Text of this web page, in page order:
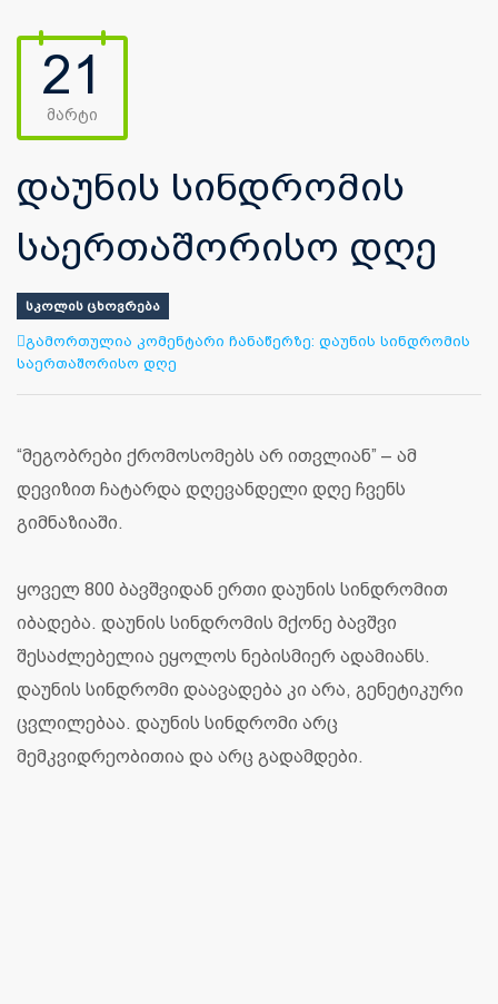
21
მარტი
დაუნის სინდრომის
საერთაშორისო დღე
ᲡᲙᲝᲚᲘᲡ ᲪᲮᲝᲕᲠᲔᲑᲐ
გამორთულია კომენტარი ჩანაწერზე: დაუნის სინდრომის
საერთაშორისო დღე
“მეგობრები ქრომოსომებს არ ითვლიან” – ამ
დევიზით ჩატარდა დღევანდელი დღე ჩვენს
გიმნაზიაში.
ყოველ 800 ბავშვიდან ერთი დაუნის სინდრომით
იბადება. დაუნის სინდრომის მქონე ბავშვი
შესაძლებელია ეყოლოს ნებისმიერ ადამიანს.
დაუნის სინდრომი დაავადება კი არა, გენეტიკური
ცვლილებაა. დაუნის სინდრომი არც
მემკვიდრეობითია და არც გადამდები.